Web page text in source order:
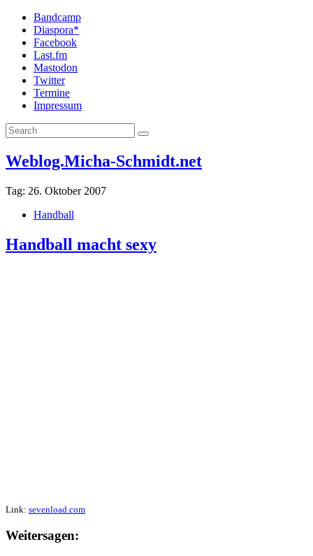
Bandcamp
Diaspora*
Facebook
Last.fm
Mastodon
Twitter
Termine
Impressum
Weblog.Micha-Schmidt.net
Tag: 26. Oktober 2007
Handball
Handball macht sexy
Link: sevenload.com
Weitersagen: